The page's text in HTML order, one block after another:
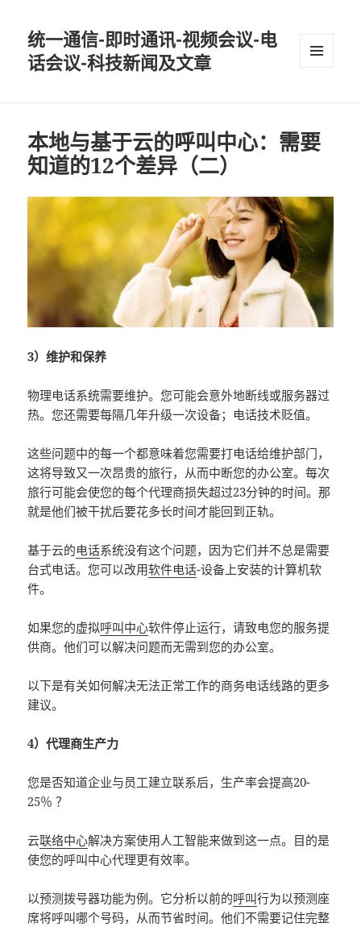
统一通信-即时通讯-视频会议-电
话会议-科技新闻及文章
本地与基于云的呼叫中心：需要
知道的12个差异（二）
3）维护和保养
物理电话系统需要维护。您可能会意外地断线或服务器过
热。您还需要每隔几年升级一次设备；电话技术贬值。
这些问题中的每一个都意味着您需要打电话给维护部门，
这将导致又一次昂贵的旅行，从而中断您的办公室。每次
旅行可能会使您的每个代理商损失超过23分钟的时间。那
就是他们被干扰后要花多长时间才能回到正轨。
基于云的电话系统没有这个问题，因为它们并不总是需要
台式电话。您可以改用软件电话-设备上安装的计算机软
件。
如果您的虚拟呼叫中心软件停止运行，请致电您的服务提
供商。他们可以解决问题而无需到您的办公室。
以下是有关如何解决无法正常工作的商务电话线路的更多
建议。
4）代理商生产力
您是否知道企业与员工建立联系后，生产率会提高20-
25％ ？
云联络中心解决方案使用人工智能来做到这一点。目的是
使您的呼叫中心代理更有效率。
以预测拨号器功能为例。它分析以前的呼叫行为以预测座
席将呼叫哪个号码，从而节省时间。他们不需要记住完整